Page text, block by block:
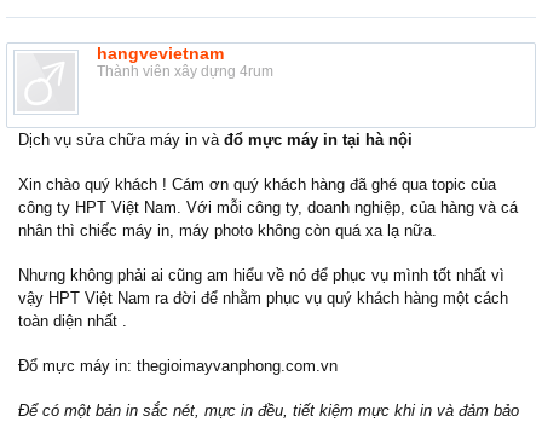
hangvevietnam
Thành viên xây dựng 4rum
Dịch vụ sửa chữa máy in và đổ mực máy in tại hà nội
Xin chào quý khách ! Cám ơn quý khách hàng đã ghé qua topic của
công ty HPT Việt Nam. Với mỗi công ty, doanh nghiệp, của hàng và cá
nhân thì chiếc máy in, máy photo không còn quá xa lạ nữa.
Nhưng không phải ai cũng am hiểu về nó để phục vụ mình tốt nhất vì
vậy HPT Việt Nam ra đời để nhằm phục vụ quý khách hàng một cách
toàn diện nhất .
Đổ mực máy in: thegioimayvanphong.com.vn
Để có một bản in sắc nét, mực in đều, tiết kiệm mực khi in và đảm bảo